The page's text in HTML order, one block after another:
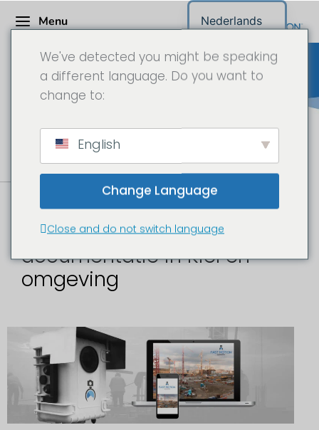
Menu
Bouwplaatscamera Sleeswijk-
Holstein
Bouwplaats time-lapse en
documentatie in Kiel en
omgeving
We've detected you might be speaking
a different language. Do you want to
change to:
English
Change Language
Close and do not switch language
Nederlands